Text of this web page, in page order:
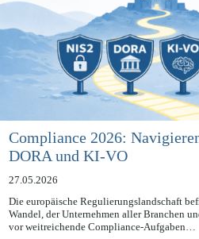
Compliance 2026:
DORA und KI-VO
27.05.2026
Die europäische Regulierungslandschaft
Wandel, der Unternehmen aller Branchen